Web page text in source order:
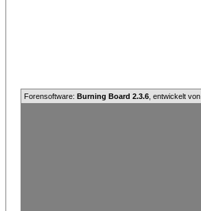
Forensoftware: Burning Board 2.3.6 , entwickelt von